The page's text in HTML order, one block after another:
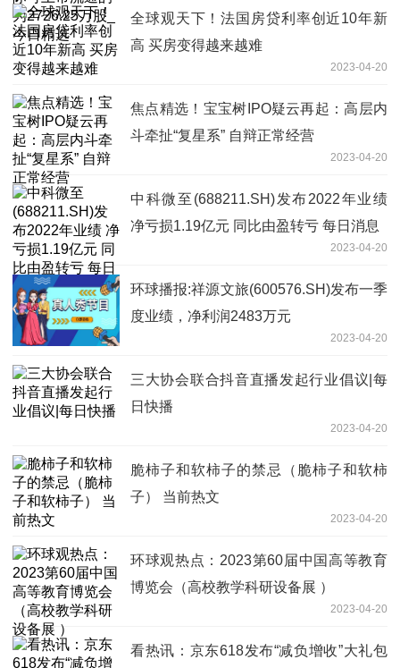
全球观天下！法国房贷利率创近10年新
高 买房变得越来越难
2023-04-20
焦点精选！宝宝树IPO疑云再起：高层内
斗牵扯“复星系” 自辩正常经营
2023-04-20
中科微至(688211.SH)发布2022年业绩
净亏损1.19亿元 同比由盈转亏 每日消息
2023-04-20
环球播报:祥源文旅(600576.SH)发布一季
度业绩，净利润2483万元
2023-04-20
三大协会联合抖音直播发起行业倡议|每
日快播
2023-04-20
脆柿子和软柿子的禁忌（脆柿子和软柿
子） 当前热文
2023-04-20
环球观热点：2023第60届中国高等教育
博览会（高校教学科研设备展 ）
2023-04-20
看热讯：京东618发布“减负增收”大礼包